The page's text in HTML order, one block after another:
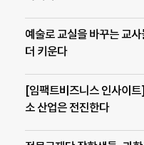
예술로 교실을 바꾸는 교
더 키운다
[임팩트비즈니스 인사이
소 산업은 전진한다